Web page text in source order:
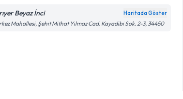
Beyaz İnci Haritada Göster
Mahallesi, Şehit Mithat Yılmaz Cad. Kayadibi Sok. 2-3, 34450